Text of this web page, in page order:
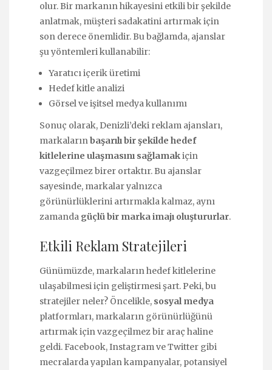
olur. Bir markanın hikayesini etkili bir şekilde
anlatmak, müşteri sadakatini artırmak için
son derece önemlidir. Bu bağlamda, ajanslar
şu yöntemleri kullanabilir:
Yaratıcı içerik üretimi
Hedef kitle analizi
Görsel ve işitsel medya kullanımı
Sonuç olarak, Denizli’deki reklam ajansları,
markalarınbaşarılı bir şekilde hedef
kitlelerine ulaşmasını sağlamakiçin
vazgeçilmez birer ortaktır. Bu ajanslar
sayesinde, markalar yalnızca
görünürlüklerini artırmakla kalmaz, aynı
zamanda güçlü bir marka imajı oluştururlar.
Etkili Reklam Stratejileri
Günümüzde, markaların hedef kitlelerine
ulaşabilmesi için geliştirmesi şart. Peki, bu
stratejiler neler? Öncelikle, sosyal medya
platformları, markaların görünürlüğünü
artırmak için vazgeçilmez bir araç haline
geldi. Facebook, Instagram ve Twitter gibi
mecralarda yapılan kampanyalar, potansiyel